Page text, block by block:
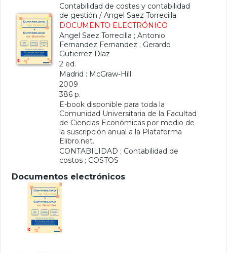
Contabilidad de costes y contabilidad
de gestión / Angel Saez Torrecilla
DOCUMENTO ELECTRÓNICO
Angel Saez Torrecilla ; Antonio
Fernandez Fernandez ; Gerardo
Gutierrez Díaz
2 ed.
Madrid : McGraw-Hill
2009
386 p.
E-book disponible para toda la
Comunidad Universitaria de la Facultad
de Ciencias Económicas por medio de
la suscripción anual a la Plataforma
Elibro.net.
CONTABILIDAD ; Contabilidad de
costos ; COSTOS
Documentos electrónicos